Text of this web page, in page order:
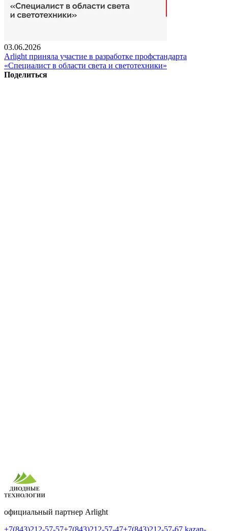
03.06.2026
Arlight приняла участие в разработке профстандарта
«Специалист в области света и светотехники»
Поделиться
официальный партнер Arlight
+7(843)212-57-57+7(843)212-57-47+7(843)212-57-67 kazan-